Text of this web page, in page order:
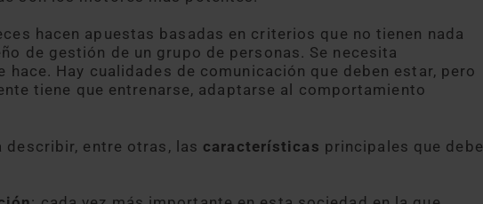
hacen apuestas basadas en criterios que no tienen nada
de gestión de un grupo de personas. Se necesita
hace. Hay cualidades de comunicación que deben estar, pero
tiene que entrenarse, adaptarse al comportamiento
describir, entre otras, las características principales que debe